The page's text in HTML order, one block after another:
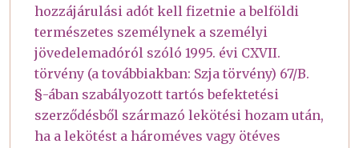
hozzájárulási adót kell fizetnie a belföldi
természetes személynek a személyi
jövedelemadóról szóló 1995. évi CXVII.
törvény (a továbbiakban: Szja törvény) 67/B.
§-ában szabályozott tartós befektetési
szerződésből származó lekötési hozam után,
ha a lekötést a hároméves vagy ötéves